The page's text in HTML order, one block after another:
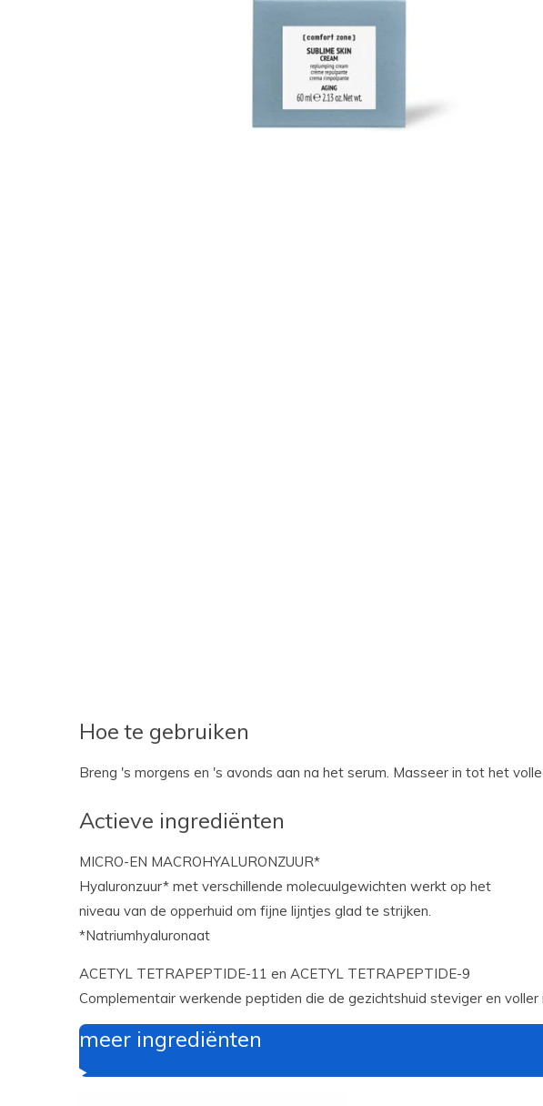
Hoe te gebruiken
Breng 's morgens en 's avonds aan na het serum. Masseer in tot het
Actieve ingrediënten
MICRO-EN MACROHYALURONZUUR*
Hyaluronzuur* met verschillende molecuulgewichten werkt op het
niveau van de opperhuid om fijne lijntjes glad te strijken.
*Natriumhyaluronaat
ACETYL TETRAPEPTIDE-11 en ACETYL TETRAPEPTIDE-9
Complementair werkende peptiden die de gezichtshuid steviger en
meer ingrediënten